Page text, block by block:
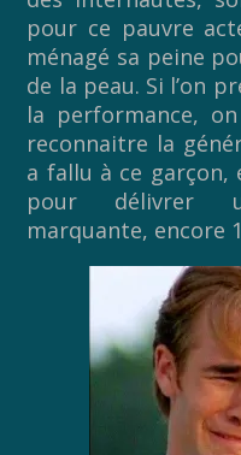
pour ce pauvre
ménagé sa peine
de la peau. Si l’on
la performance,
reconnaitre la
a fallu à ce garçon,
pour délivrer
marquante, encore